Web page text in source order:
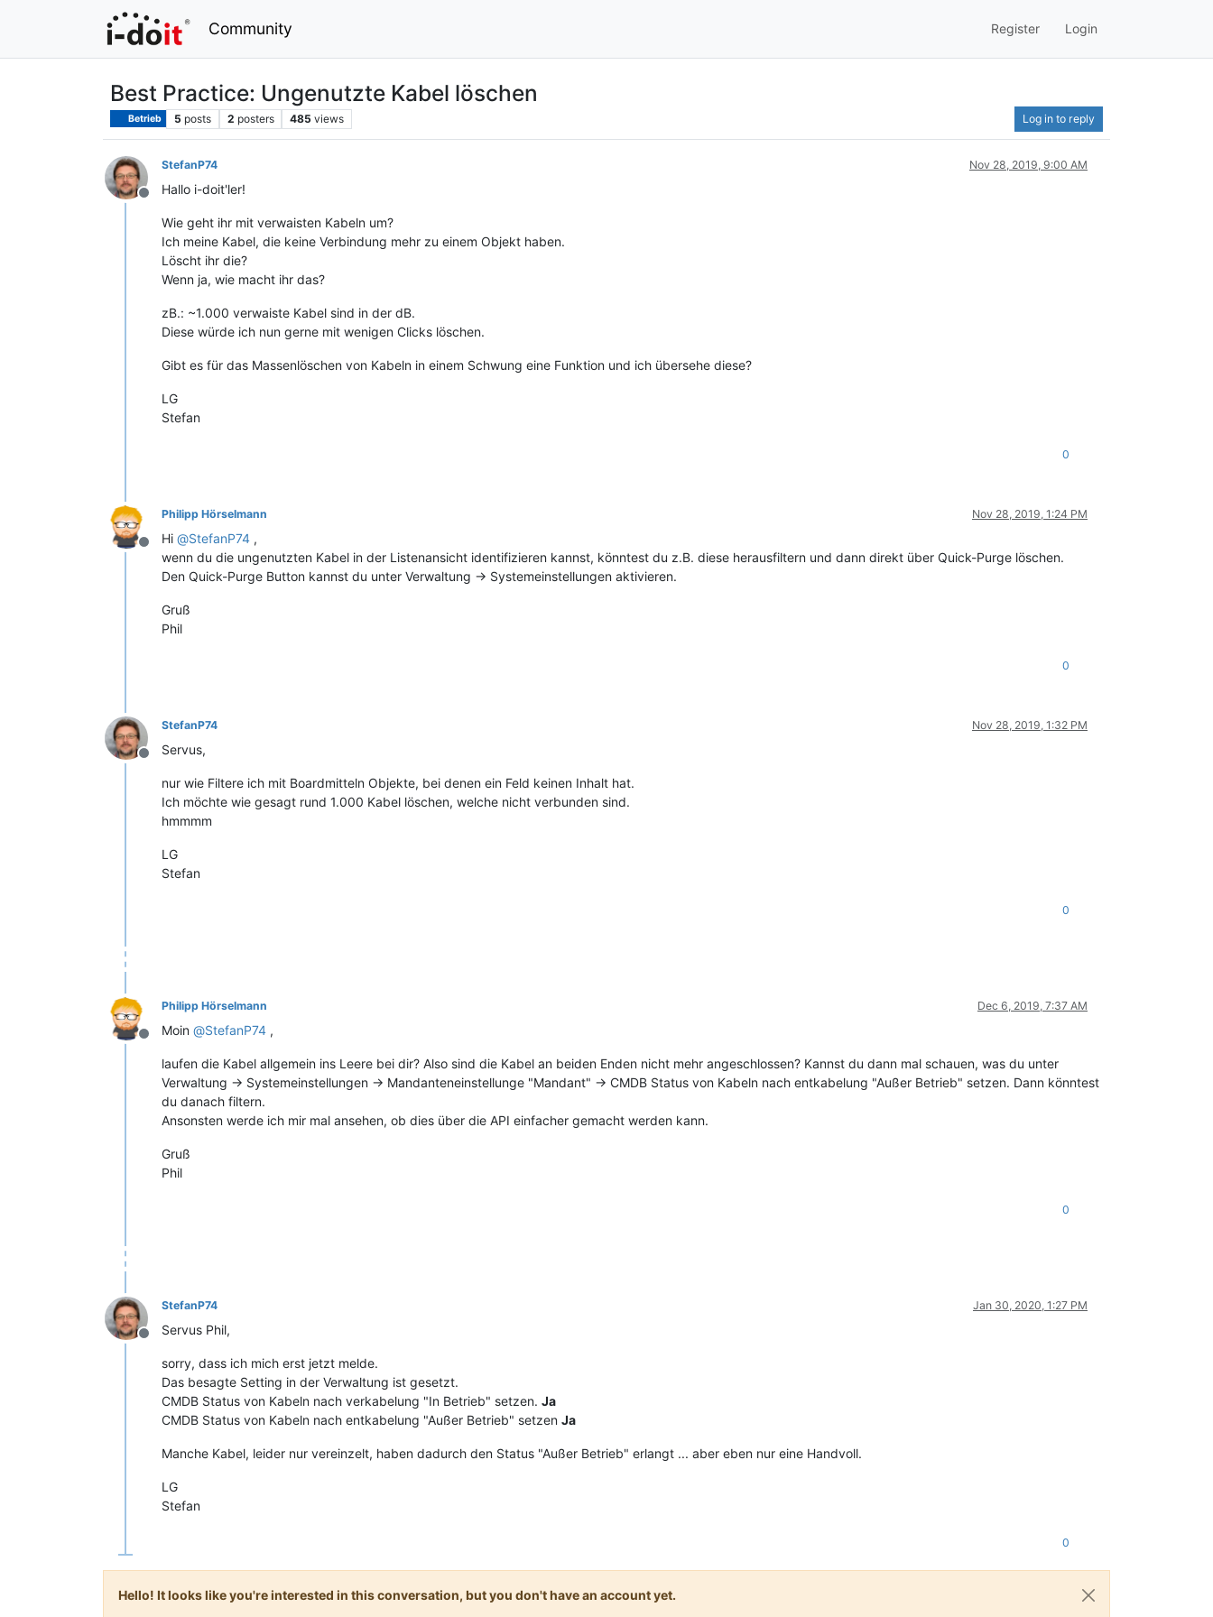
Community Register Login
Best Practice: Ungenutzte Kabel löschen
Betrieb 5 posts 2 posters 485 views Log in to reply
Offline
StefanP74 Nov 28, 2019, 9:00 AM
Hallo i-doit'ler!
Wie geht ihr mit verwaisten Kabeln um?
Ich meine Kabel, die keine Verbindung mehr zu einem Objekt haben.
Löscht ihr die?
Wenn ja, wie macht ihr das?
zB.: ~1.000 verwaiste Kabel sind in der dB.
Diese würde ich nun gerne mit wenigen Clicks löschen.
Gibt es für das Massenlöschen von Kabeln in einem Schwung eine Funktion und ich übersehe diese?
LG
Stefan
0
Offline
Philipp Hörselmann Nov 28, 2019, 1:24 PM
Hi @StefanP74 ,
wenn du die ungenutzten Kabel in der Listenansicht identifizieren kannst, könntest du z.B. diese herausfiltern und dann direkt über Quick-Purge löschen.
Den Quick-Purge Button kannst du unter Verwaltung -> Systemeinstellungen aktivieren.
Gruß
Phil
0
Offline
StefanP74 Nov 28, 2019, 1:32 PM
Servus,
nur wie Filtere ich mit Boardmitteln Objekte, bei denen ein Feld keinen Inhalt hat.
Ich möchte wie gesagt rund 1.000 Kabel löschen, welche nicht verbunden sind.
hmmmm
LG
Stefan
0
Offline
Philipp Hörselmann Dec 6, 2019, 7:37 AM
Moin @StefanP74 ,
laufen die Kabel allgemein ins Leere bei dir? Also sind die Kabel an beiden Enden nicht mehr angeschlossen? Kannst du dann mal schauen, was du unter
Verwaltung -> Systemeinstellungen -> Mandanteneinstellunge "Mandant" -> CMDB Status von Kabeln nach entkabelung "Außer Betrieb" setzen. Dann könntest
du danach filtern.
Ansonsten werde ich mir mal ansehen, ob dies über die API einfacher gemacht werden kann.
Gruß
Phil
0
Offline
StefanP74 Jan 30, 2020, 1:27 PM
Servus Phil,
sorry, dass ich mich erst jetzt melde.
Das besagte Setting in der Verwaltung ist gesetzt.
CMDB Status von Kabeln nach verkabelung "In Betrieb" setzen. Ja
CMDB Status von Kabeln nach entkabelung "Außer Betrieb" setzen Ja
Manche Kabel, leider nur vereinzelt, haben dadurch den Status "Außer Betrieb" erlangt ... aber eben nur eine Handvoll.
LG
Stefan
0
Hello! It looks like you're interested in this conversation, but you don't have an account yet.